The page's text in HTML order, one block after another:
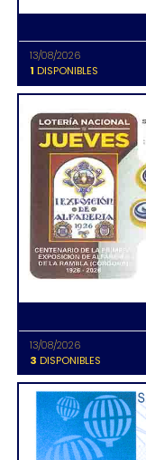
13/08/2026
1 DISPONIBLES
13/08/2026
3 DISPONIBLES